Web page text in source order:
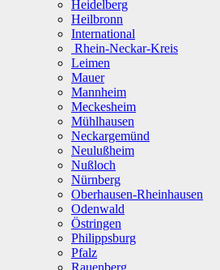
Heidelberg
Heilbronn
International
Rhein-Neckar-Kreis
Leimen
Mauer
Mannheim
Meckesheim
Mühlhausen
Neckargemünd
Neulußheim
Nußloch
Nürnberg
Oberhausen-Rheinhausen
Odenwald
Östringen
Philippsburg
Pfalz
Rauenberg